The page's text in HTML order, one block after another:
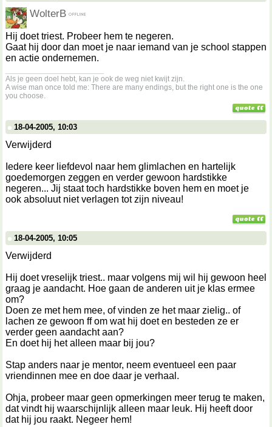
WolterB
Hij doet triest. Probeer hem te negeren.
Gaat hij door dan moet je naar iemand van je school stappen
en actie ondernemen.
Als je geen doel hebt, kan je ook de weg niet kwijt zijn.
A wise man once told me: There are many endings, but the right one is the one
you choose.
18-04-2005, 10:03
Verwijderd
Iedere keer liefdevol naar hem glimlachen en hartelijk
goedemorgen zeggen en verder gewoon hardstikke
negeren... Jij staat toch hardstikke boven hem en moet je
ook absoluut niet verlagen tot zijn niveau!
18-04-2005, 10:05
Verwijderd
Hij doet vreselijk triest.. maar volgens mij wil hij gewoon heel
graag je aandacht. Hoe gaan de anderen uit je klas ermee
om?
Doen ze met hem mee, of vinden ze het maar zielig.. of
lachen ze gewoon ff om wat hij doet en besteden ze er
verder geen aandacht aan?
En doet hij het alleen maar bij jou?
Stap anders naar je mentor, neem eventueel een paar
vriendinnen mee en doe daar je verhaal.
Ohja, probeer maar geen opmerkingen meer terug te maken,
dat vindt hij waarschijnlijk alleen maar leuk. Hij heeft door
dat hij jou raakt. Negeer hem!